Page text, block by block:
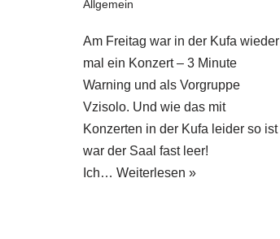
Allgemein
Am Freitag war in der Kufa wieder
mal ein Konzert – 3 Minute
Warning und als Vorgruppe
Vzisolo. Und wie das mit
Konzerten in der Kufa leider so ist
war der Saal fast leer!
Ich… Weiterlesen »